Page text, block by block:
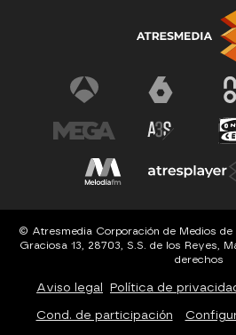
© Atresmedia Corporación de Medios
Graciosa 13, 28703, S.S. de los Reyes,
derechos
Aviso legal Política de
Cond. de participación